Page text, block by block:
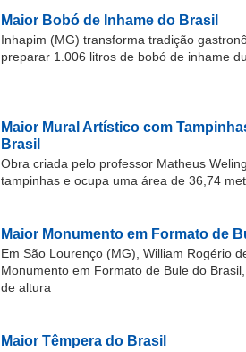
Maior Bobó de Inhame do Brasil
Inhapim (MG) transforma tradição
preparar 1.006 litros de bobó de inhame
Maior Mural Artístico com
Brasil
Obra criada pelo professor Matheus
tampinhas e ocupa uma área de 36,74
Maior Monumento em Formato de
Em São Lourenço (MG), William Rogério
Monumento em Formato de Bule do
de altura
Maior Têmpera do Brasil